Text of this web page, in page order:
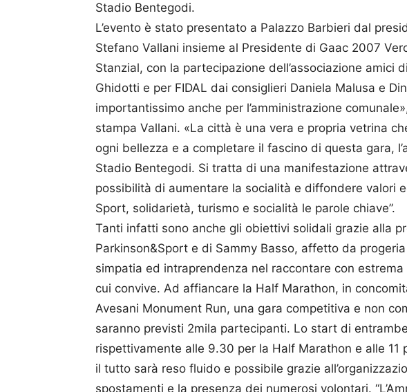
Stadio Bentegodi.
L’evento è stato presentato a Palazzo Barbieri dal
Stefano Vallani insieme al Presidente di Gaac 2007
Stanzial, con la partecipazione dell’associazione amici
Ghidotti e per FIDAL dai consiglieri Daniela Malusa e
importantissimo anche per l’amministrazione
stampa Vallani. «La città è una vera e propria vetrina
ogni bellezza e a completare il fascino di questa gara,
Stadio Bentegodi. Si tratta di una manifestazione
possibilità di aumentare la socialità e diffondere valori
Sport, solidarietà, turismo e socialità le parole chiave”.
Tanti infatti sono anche gli obiettivi solidali grazie alla
Parkinson&Sport e di Sammy Basso, affetto da
simpatia ed intraprendenza nel raccontare con
cui convive. Ad affiancare la Half Marathon, in
Avesani Monument Run, una gara competitiva e non
saranno previsti 2mila partecipanti. Lo start di
rispettivamente alle 9.30 per la Half Marathon e alle 11
il tutto sarà reso fluido e possibile grazie
spostamenti e la presenza dei numerosi volontari.